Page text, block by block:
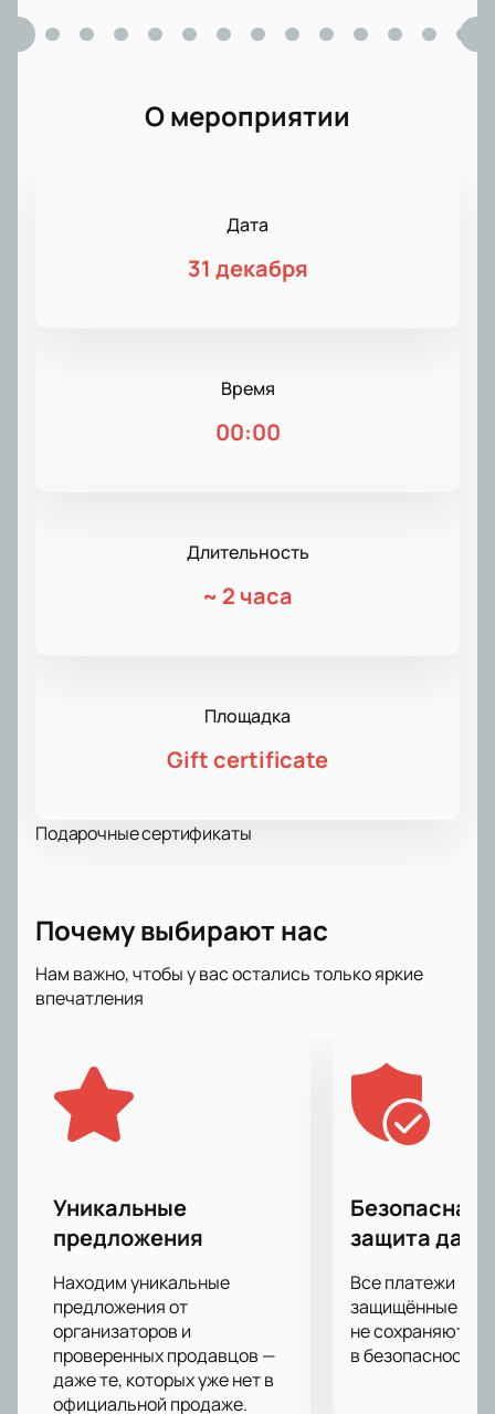
О мероприятии
Дата
31 декабря
Время
00:00
Длительность
~ 2 часа
Площадка
Gift certificate
Подарочные сертификаты
Почему выбирают нас
Нам важно, чтобы у вас остались только яркие
впечатления
Уникальные
предложения
Находим уникальные
предложения от
организаторов и
проверенных продавцов —
даже те, которых уже нет в
официальной продаже.
Безопасная
защита
Все платежи
защищённые
не сохраняются
в безопасности.